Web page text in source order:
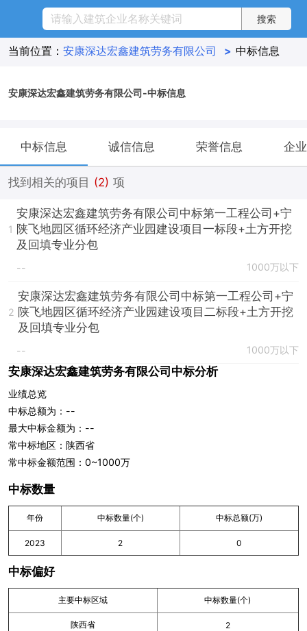
当前位置： 安康深达宏鑫建筑劳务有限公司 > 中标信息
安康深达宏鑫建筑劳务有限公司-中标信息
中标信息 诚信信息 荣誉信息 企
找到相关的项目 (2) 项
1
安康深达宏鑫建筑劳务有限公司中标第一工程公司+宁
陕飞地园区循环经济产业园建设项目一标段+土方开挖
及回填专业分包
-- 1000万以下
2
安康深达宏鑫建筑劳务有限公司中标第一工程公司+宁
陕飞地园区循环经济产业园建设项目二标段+土方开挖
及回填专业分包
-- 1000万以下
安康深达宏鑫建筑劳务有限公司中标分析
业绩总览
中标总额为：--
最大中标金额为：--
常中标地区：陕西省
常中标金额范围：0~1000万
中标数量
年份 中标数量(个) 中标总额(万)
2023 2 0
中标偏好
主要中标区域 中标数量(个)
陕西省 2